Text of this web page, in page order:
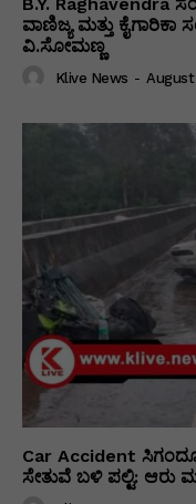
ವಾಣಿಜ್ಯ ಮತ್ತು
ವಿ‌.ಸೋಮಣ್ಣ
Klive News -
Car Accident
ಸೇತುವೆ ಬಳಿ ಪಲ್ಟಿ: ಆರು